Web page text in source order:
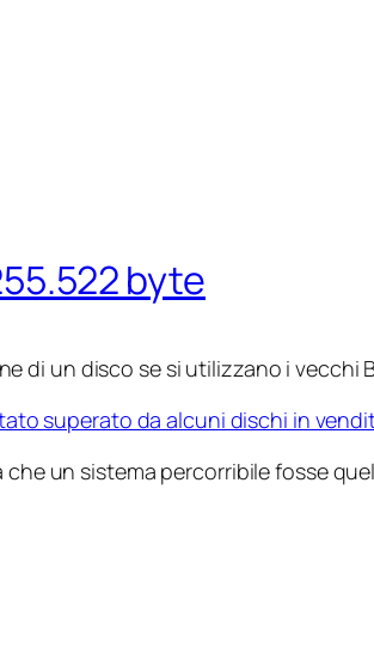
byte
di un disco se si utilizzano i vecchi
superato da alcuni dischi in
che un sistema percorribile fosse